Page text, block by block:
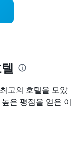
고의 호텔을 모았
은 평점을 얻은 이